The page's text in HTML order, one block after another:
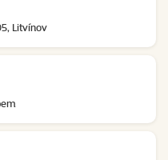
Litvínov